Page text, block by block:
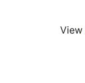
View